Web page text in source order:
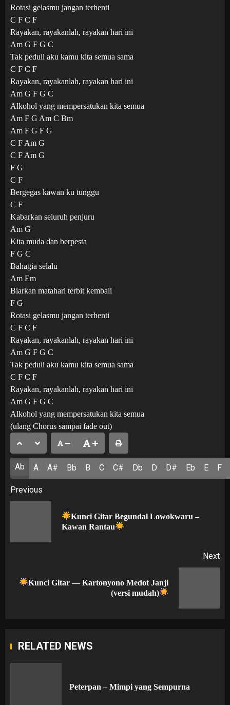
Rotasi gelasmu jangan terhenti
C F C F
Rayakan, rayakanlah, rayakan hari ini
Am G F G C
Tak peduli aku kamu kita semua sama
C F C F
Rayakan, rayakanlah, rayakan hari ini
Am G F G C
Alkohol yang mempersatukan kita semua
Am F G Am C Bm
Am F G F G
C F Am G
C F Am G
F G
C F
Bergegas kawan ku tunggu
C F
Kabarkan seluruh penjuru
Am G
Kita muda dan berpesta
F G C
Bahagia selalu
Am Em
Biarkan matahari terbit kembali
F G
Rotasi gelasmu jangan terhenti
C F C F
Rayakan, rayakanlah, rayakan hari ini
Am G F G C
Tak peduli aku kamu kita semua sama
C F C F
Rayakan, rayakanlah, rayakan hari ini
Am G F G C
Alkohol yang mempersatukan kita semua
(ulang Chorus sampai fade out)
Ab A A# Bb B C C# Db D D# Eb E F
Post
navigation
Previous
Kunci Gitar Begundal Lowokwaru –
Kawan Rantau
Next
NextKunci Gitar — Kartonyono Medot Janji
(versi mudah)
RELATED NEWS
Peterpan – Mimpi yang Sempurna